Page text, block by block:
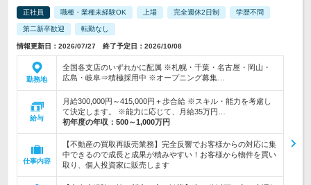
正社員 職種・業種未経験OK 上場 完全週休2日制 学歴不問
第二新卒歓迎 転勤なし
情報更新日：2026/07/27 終了予定日：2026/10/08
勤務地
全国各支店のいずれかに配属 ※札幌・千葉・名古屋・岡山・
広島・岐阜⇒積極採用中 ※オープニング募集…
給与
月給300,000円～415,000円＋歩合給 ※スキル・能力を考慮し
て決定します。 ※能力に応じて、月給35万円…
初年度の年収： 500～1,000万円
仕事内容
【不動産の買取再販売業務】完全反響でお客様からの対応に集
中できるので成長と成果が積みやすい！お客様から物件を買い
取り、個人投資家に販売します